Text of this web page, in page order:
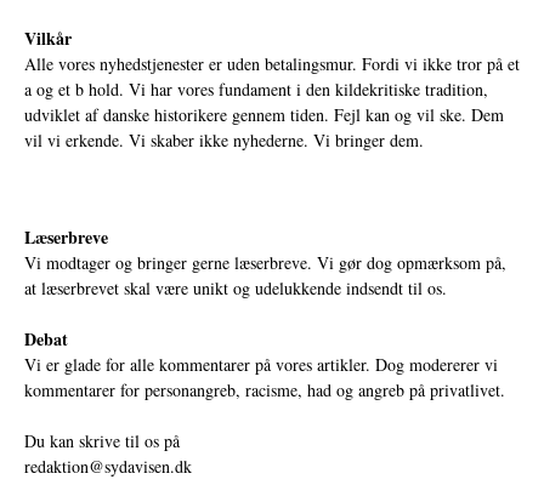
Vilkår
Alle vores nyhedstjenester er uden betalingsmur. Fordi vi ikke tror på et
a og et b hold. Vi har vores fundament i den kildekritiske tradition,
udviklet af danske historikere gennem tiden. Fejl kan og vil ske. Dem
vil vi erkende. Vi skaber ikke nyhederne. Vi bringer dem.
Læserbreve
Vi modtager og bringer gerne læserbreve. Vi gør dog opmærksom på,
at læserbrevet skal være unikt og udelukkende indsendt til os.
Debat
Vi er glade for alle kommentarer på vores artikler. Dog modererer vi
kommentarer for personangreb, racisme, had og angreb på privatlivet.
Du kan skrive til os på
redaktion@sydavisen.dk